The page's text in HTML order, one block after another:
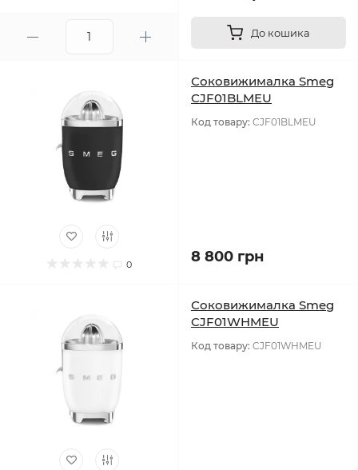
До кошика
0
Соковижималка Smeg
CJF01BLMEU
Код товару: CJF01BLMEU
8 800 грн
Соковижималка Smeg
CJF01WHMEU
Код товару: CJF01WHMEU